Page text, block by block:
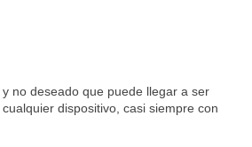
y no deseado que puede llegar a ser
dispositivo, casi siempre con